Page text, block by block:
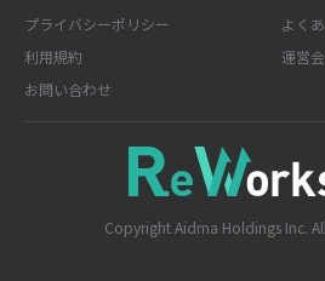
プライバシーポリシー
よく
利用規約
運営
お問い合わせ
Copyright Aidma Holdings Inc.